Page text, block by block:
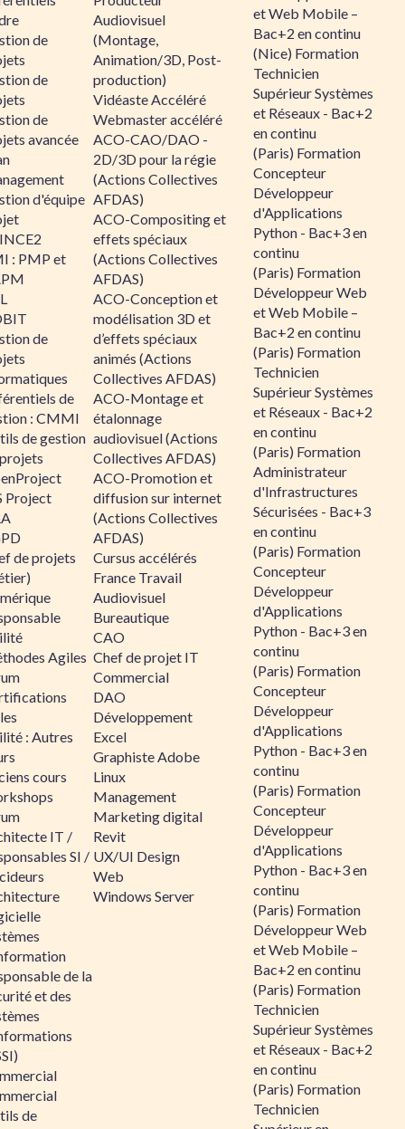
de
de
de
avancée
d'équipe
: PMP et
de
de
: CMMI
de gestion
Project
de projets
Agiles
: Autres
cours
IT /
SI /
de la
et des
de
Audiovisuel
(Montage,
Animation/3D, Post-
production)
Vidéaste Accéléré
Webmaster accéléré
ACO-CAO/DAO -
2D/3D pour la régie
(Actions Collectives
AFDAS)
ACO-Compositing et
effets spéciaux
(Actions Collectives
AFDAS)
ACO-Conception et
modélisation 3D et
d’effets spéciaux
animés (Actions
Collectives AFDAS)
ACO-Montage et
étalonnage
audiovisuel (Actions
Collectives AFDAS)
ACO-Promotion et
diffusion sur internet
(Actions Collectives
AFDAS)
Cursus accélérés
France Travail
Audiovisuel
Bureautique
CAO
Chef de projet IT
Commercial
DAO
Développement
Excel
Graphiste Adobe
Linux
Management
Marketing digital
Revit
UX/UI Design
Web
Windows Server
et Web Mobile –
Bac+2 en continu
(Nice) Formation
Technicien
Supérieur Systèmes
et Réseaux - Bac+2
en continu
(Paris) Formation
Concepteur
Développeur
d'Applications
Python - Bac+3 en
continu
(Paris) Formation
Développeur Web
et Web Mobile –
Bac+2 en continu
(Paris) Formation
Technicien
Supérieur Systèmes
et Réseaux - Bac+2
en continu
(Paris) Formation
Administrateur
d'Infrastructures
Sécurisées - Bac+3
en continu
(Paris) Formation
Concepteur
Développeur
d'Applications
Python - Bac+3 en
continu
(Paris) Formation
Concepteur
Développeur
d'Applications
Python - Bac+3 en
continu
(Paris) Formation
Concepteur
Développeur
d'Applications
Python - Bac+3 en
continu
(Paris) Formation
Développeur Web
et Web Mobile –
Bac+2 en continu
(Paris) Formation
Technicien
Supérieur Systèmes
et Réseaux - Bac+2
en continu
(Paris) Formation
Technicien